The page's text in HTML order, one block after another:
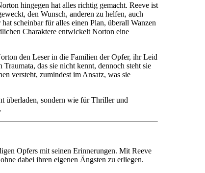
hingegen hat alles richtig gemacht. Reeve ist
den Wunsch, anderen zu helfen, auch
scheinbar für alles einen Plan, überall Wanzen
Charaktere entwickelt Norton eine
den Leser in die Familien der Opfer, ihr Leid
das sie nicht kennt, dennoch steht sie
versteht, zumindest im Ansatz, was sie
überladen, sondern wie für Thriller und
Opfers mit seinen Erinnerungen. Mit Reeve
dabei ihren eigenen Ängsten zu erliegen.